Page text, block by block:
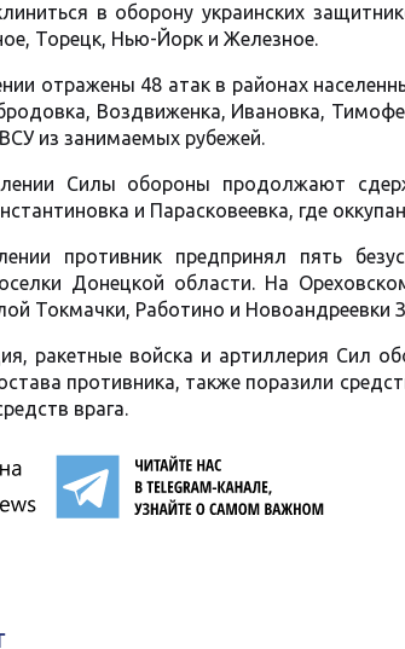
в оборону украинских
Торецк, Нью-Йорк и Железное.
отражены 48 атак в районах
Воздвиженка, Ивановка,
из занимаемых рубежей.
Силы обороны продолжают
и Парасковеевка, где
противник предпринял пять
Донецкой области. На
Токмачки, Работино и Новоандреевки
ракетные войска и артиллерия Сил
противника, также поразили
врага.